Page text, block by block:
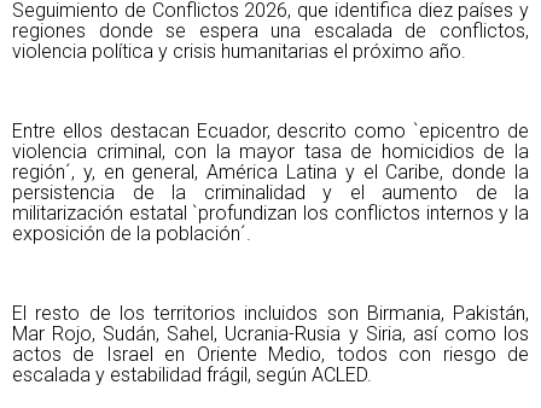
Seguimiento de Conflictos 2026, que identifica diez países y
regiones donde se espera una escalada de conflictos,
violencia política y crisis humanitarias el próximo año.
Entre ellos destacan Ecuador, descrito como `epicentro de
violencia criminal, con la mayor tasa de homicidios de la
región´, y, en general, América Latina y el Caribe, donde la
persistencia de la criminalidad y el aumento de la
militarización estatal `profundizan los conflictos internos y la
exposición de la población´.
El resto de los territorios incluidos son Birmania, Pakistán,
Mar Rojo, Sudán, Sahel, Ucrania-Rusia y Siria, así como los
actos de Israel en Oriente Medio, todos con riesgo de
escalada y estabilidad frágil, según ACLED.